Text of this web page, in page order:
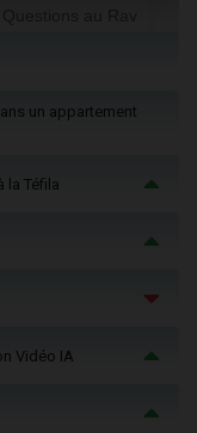
un appartement
la Téfila
Vidéo IA